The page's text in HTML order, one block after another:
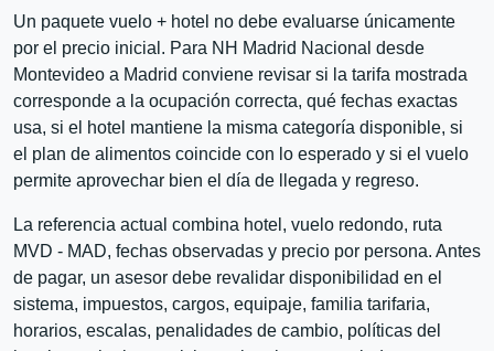
Un paquete vuelo + hotel no debe evaluarse únicamente
por el precio inicial. Para NH Madrid Nacional desde
Montevideo a Madrid conviene revisar si la tarifa mostrada
corresponde a la ocupación correcta, qué fechas exactas
usa, si el hotel mantiene la misma categoría disponible, si
el plan de alimentos coincide con lo esperado y si el vuelo
permite aprovechar bien el día de llegada y regreso.
La referencia actual combina hotel, vuelo redondo, ruta
MVD - MAD, fechas observadas y precio por persona. Antes
de pagar, un asesor debe revalidar disponibilidad en el
sistema, impuestos, cargos, equipaje, familia tarifaria,
horarios, escalas, penalidades de cambio, políticas del